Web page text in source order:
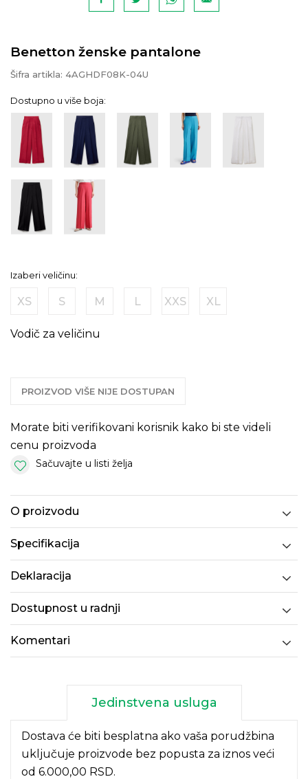
Benetton ženske pantalone
Šifra artikla: 4AGHDF08K-04U
Dostupno u više boja:
Izaberi veličinu:
XS S M L XXS XL
Vodič za veličinu
PROIZVOD VIŠE NIJE DOSTUPAN
Morate biti verifikovani korisnik kako bi ste videli
cenu proizvoda
Sačuvajte u listi želja
O proizvodu
Specifikacija
Deklaracija
Dostupnost u radnji
Komentari
Jedinstvena usluga
Dostava će biti besplatna ako vaša porudžbina
uključuje proizvode bez popusta za iznos veći
od 6.000,00 RSD.